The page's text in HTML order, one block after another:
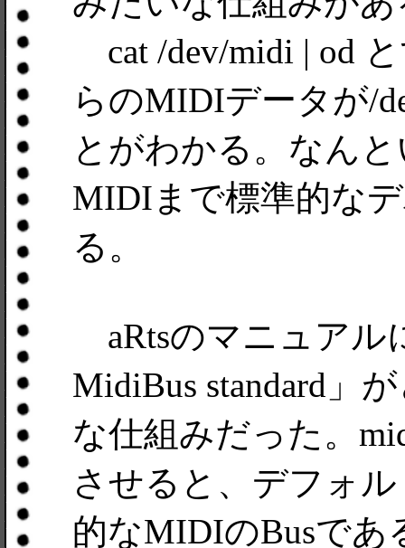
cat /dev/midi | od
らのMIDIデータが/
とがわかる。なん
MIDIまで標準的な
る。
aRtsのマニュアル
MidiBus standard」
な仕組みだった。
させると、デフォ
的なMIDIのBusであ